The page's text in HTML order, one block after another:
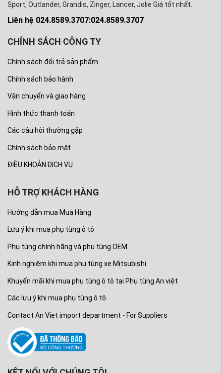
Sport, Outlander, Grandis, Zinger, Lancer, Jolie Giá tốt nhất.
Liên hệ 024.8589.3707:024.8589.3707
CHÍNH SÁCH CÔNG TY
Chính sách đổi trả sản phẩm
Chính sách bảo hành
Vận chuyển và giao hàng
Hình thức thanh toán
Các câu hỏi thường gặp
Chính sách bảo mật
ĐIỀU KHOẢN DỊCH VỤ
HỖ TRỢ KHÁCH HÀNG
Hướng dẫn mua Mua Hàng
Lưu ý khi mua phụ tùng ô tô
Phụ tùng chính hãng và phụ tùng OEM
Kinh nghiệm khi mua phụ tùng xe Mitsubishi
Khuyến mãi khi mua phụ tùng ô tô tại Phụ tùng An việt
Các lưu ý khi mua phụ tùng ô tô
Contact An Viet import department - For Suppliers